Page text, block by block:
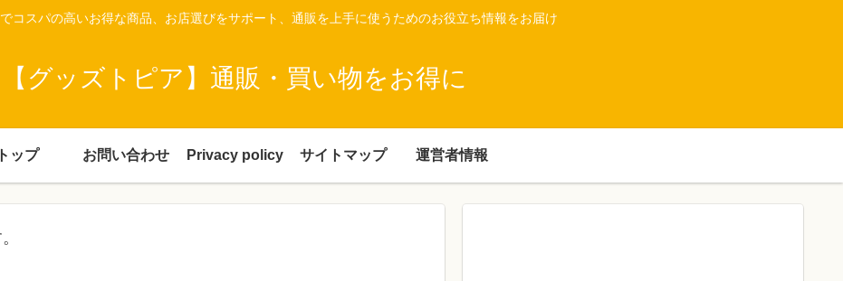
コスパの高いお得な商品、お店選びをサポート、通販を上手に使うためのお役立ち情報をお届け
【グッズトピア】通販・買い物をお得に
トップ お問い合わせ Privacy policy サイトマップ 運営者情報